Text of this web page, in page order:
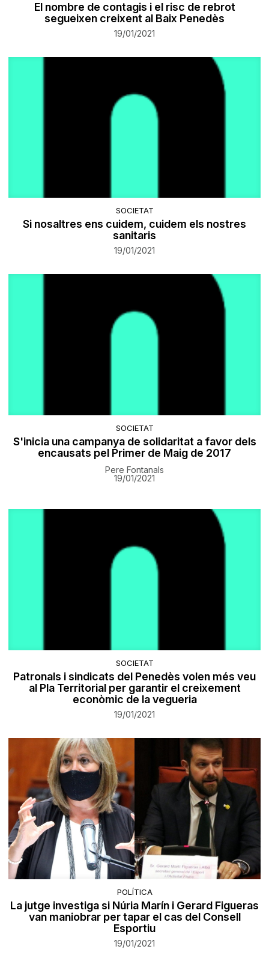
El nombre de contagis i el risc de rebrot
segueixen creixent al Baix Penedès
19/01/2021
SOCIETAT
Si nosaltres ens cuidem, cuidem els nostres
sanitaris
19/01/2021
SOCIETAT
S'inicia una campanya de solidaritat a favor dels
encausats pel Primer de Maig de 2017
Pere Fontanals
19/01/2021
SOCIETAT
Patronals i sindicats del Penedès volen més veu
al Pla Territorial per garantir el creixement
econòmic de la vegueria
19/01/2021
POLÍTICA
La jutge investiga si Núria Marín i Gerard Figueras
van maniobrar per tapar el cas del Consell
Esportiu
19/01/2021